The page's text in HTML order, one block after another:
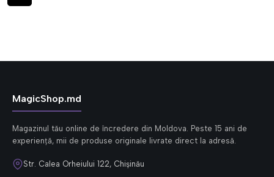
MagicShop.md
Magazinul tău online de încredere din Moldova. Peste 15 ani de
experiență, mii de produse originale livrate direct la adresă.
Str. Calea Orheiului 122, Chișinău